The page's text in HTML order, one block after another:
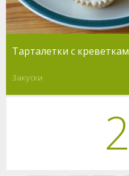
Тарталетки с
Закуски
2